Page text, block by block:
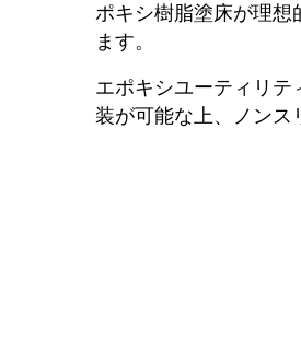
ポキシ樹脂塗床が理想
ます。
エポキシユーティリ
装が可能な上、ノンス